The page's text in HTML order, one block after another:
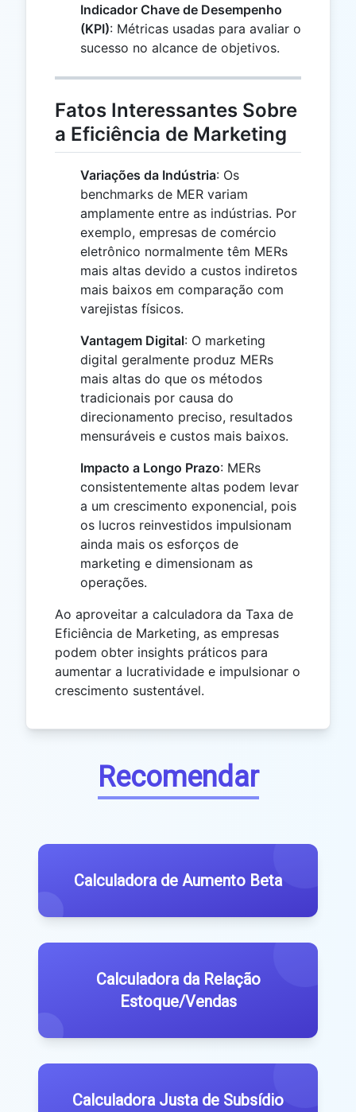
Indicador Chave de Desempenho
(KPI): Métricas usadas para avaliar o
sucesso no alcance de objetivos.
Fatos Interessantes Sobre
a Eficiência de Marketing
Variações da Indústria: Os
benchmarks de MER variam
amplamente entre as indústrias. Por
exemplo, empresas de comércio
eletrônico normalmente têm MERs
mais altas devido a custos indiretos
mais baixos em comparação com
varejistas físicos.
Vantagem Digital: O marketing
digital geralmente produz MERs
mais altas do que os métodos
tradicionais por causa do
direcionamento preciso, resultados
mensuráveis e custos mais baixos.
Impacto a Longo Prazo: MERs
consistentemente altas podem levar
a um crescimento exponencial, pois
os lucros reinvestidos impulsionam
ainda mais os esforços de
marketing e dimensionam as
operações.
Ao aproveitar a calculadora da Taxa de
Eficiência de Marketing, as empresas
podem obter insights práticos para
aumentar a lucratividade e impulsionar o
crescimento sustentável.
Recomendar
Calculadora de Aumento Beta
Calculadora da Relação
Estoque/Vendas
Calculadora Justa de Subsídio